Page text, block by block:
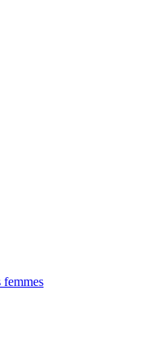
femmes